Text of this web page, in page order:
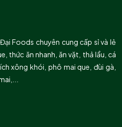
Foods chuyên cung cấp sỉ và lẻ
thức ăn nhanh, ăn vặt, thả lẩu, cá
xông khói, phô mai que, đùi gà,